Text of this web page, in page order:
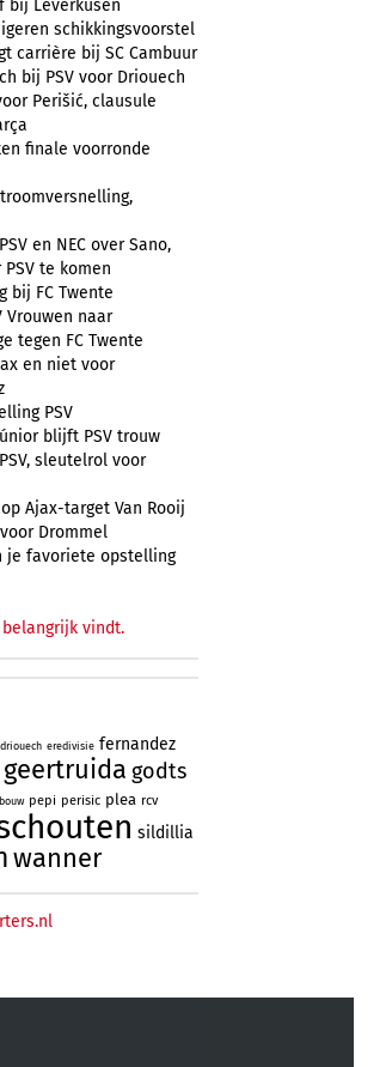
bij Leverkusen
schikkingsvoorstel
carrière bij SC Cambuur
bij PSV voor Driouech
Perišić, clausule
finale voorronde
en NEC over Sano,
te komen
bij FC Twente
Vrouwen naar
tegen FC Twente
en niet voor
PSV
blijft PSV trouw
sleutelrol voor
Ajax-target Van Rooij
Drommel
je favoriete opstelling
vindt.
driouech eredivisie fernandez
geertruida godts
pepi perisic plea rcv
sildillia
wanner